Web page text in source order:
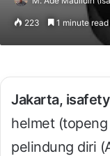
223 1 minute read
Jakarta,
helmet
pelindung diri